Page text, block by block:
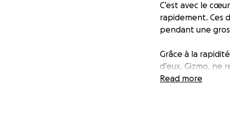
C’est avec le
rapidement. Ces
pendant une
Grâce à la
d’eux, Gizmo,
recevoir plus de
Aujourd’hui, ils
Read more